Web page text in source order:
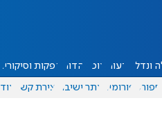
ונדל"ן דעות אוכל יהדות הפקות וסיקורים
ספורט פורומים אתר ישיבה יצירת קשר עוד